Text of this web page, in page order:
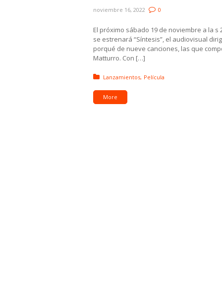
noviembre 16, 2022 0
El próximo sábado 19 de noviembre a la s
se estrenará “Síntesis”, el audiovisual
porqué de nueve canciones, las que
Matturro. Con […]
Posted in:
Lanzamientos Película
More